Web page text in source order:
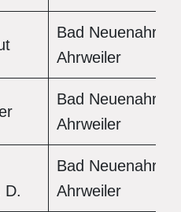
Bad Neuenahr-
Ahrweiler
Bad Neuenahr-
Ahrweiler
D.
Bad Neuenahr-
Ahrweiler